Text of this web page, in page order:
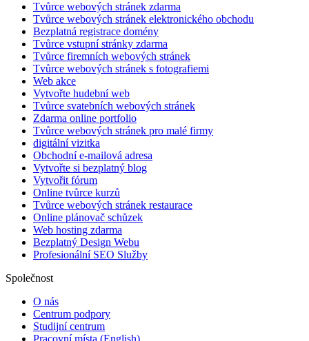
Tvůrce webových stránek zdarma
Tvůrce webových stránek elektronického obchodu
Bezplatná registrace domény
Tvůrce vstupní stránky zdarma
Tvůrce firemních webových stránek
Tvůrce webových stránek s fotografiemi
Web akce
Vytvořte hudební web
Tvůrce svatebních webových stránek
Zdarma online portfolio
Tvůrce webových stránek pro malé firmy
digitální vizitka
Obchodní e-mailová adresa
Vytvořte si bezplatný blog
Vytvořit fórum
Online tvůrce kurzů
Tvůrce webových stránek restaurace
Online plánovač schůzek
Web hosting zdarma
Bezplatný Design Webu
Profesionální SEO Služby
Společnost
O nás
Centrum podpory
Studijní centrum
Pracovní místa (English)